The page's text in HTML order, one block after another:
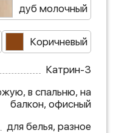
дуб молочный
Коричневый
Катрин-3
в спальню, на
балкон, офисный
для белья, разное